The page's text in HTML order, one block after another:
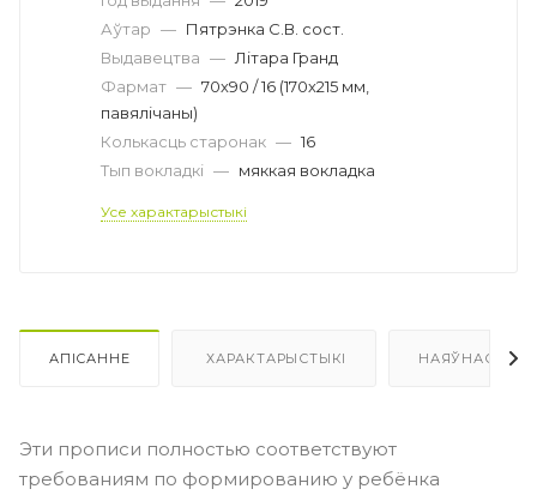
Аўтар — Пятрэнка С.В. сост.
Выдавецтва — Літара Гранд
Фармат — 70х90 / 16 (170х215 мм,
павялічаны)
Колькасць старонак — 16
Тып вокладкі — мяккая вокладка
Усе характарыстыкі
АПІСАННЕ ХАРАКТАРЫСТЫКІ НАЯЎНАСЦЬ
Эти прописи полностью соответствуют
требованиям по формированию у ребёнка